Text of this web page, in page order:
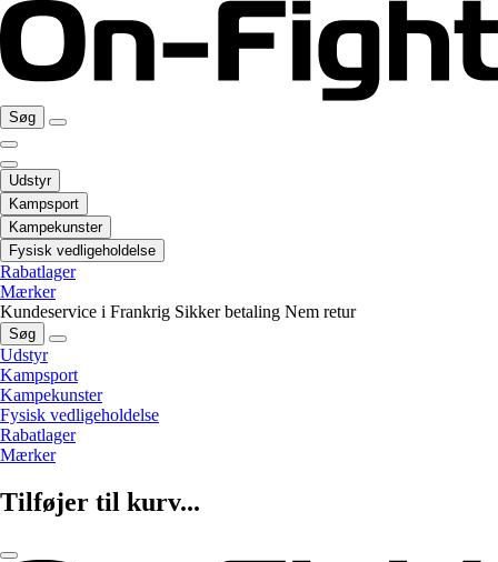
Søg
Udstyr
Kampsport
Kampekunster
Fysisk vedligeholdelse
Rabatlager
Mærker
Kundeservice i Frankrig Sikker betaling Nem retur
Søg
Udstyr
Kampsport
Kampekunster
Fysisk vedligeholdelse
Rabatlager
Mærker
Tilføjer til kurv...